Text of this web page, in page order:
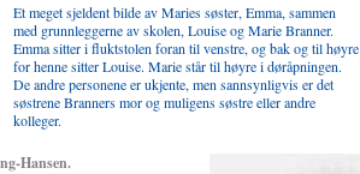
Et meget sjeldent bilde av Maries søster, Emma, sammen
med grunnleggerne av skolen, Louise og Marie Branner.
Emma sitter i fluktstolen foran til venstre, og bak og til høyre
for henne sitter Louise. Marie står til høyre i døråpningen.
De andre personene er ukjente, men sannsynligvis er det
søstrene Branners mor og muligens søstre eller andre
kolleger.
Hansen.